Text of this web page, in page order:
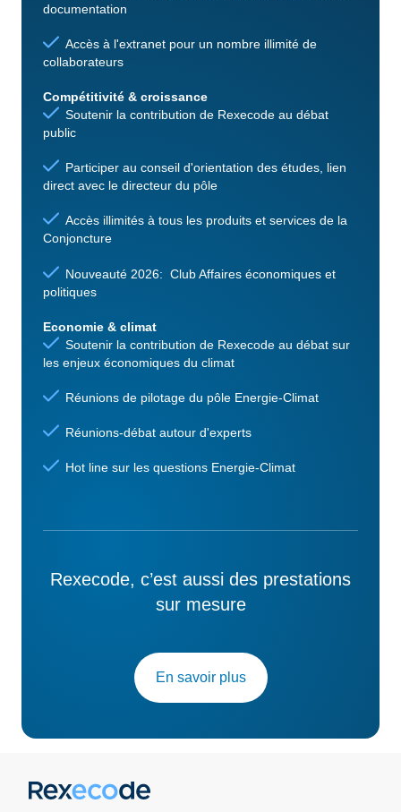
documentation
Accès à l'extranet pour un nombre illimité de
collaborateurs
Compétitivité & croissance
Soutenir la contribution de Rexecode au débat
public
Participer au conseil d'orientation des études, lien
direct avec le directeur du pôle
Accès illimités à tous les produits et services de la
Conjoncture
Nouveauté 2026: Club Affaires économiques et
politiques
Economie & climat
Soutenir la contribution de Rexecode au débat sur
les enjeux économiques du climat
Réunions de pilotage du pôle Energie-Climat
Réunions-débat autour d'experts
Hot line sur les questions Energie-Climat
Rexecode, c’est aussi des prestations
sur mesure
En savoir plus